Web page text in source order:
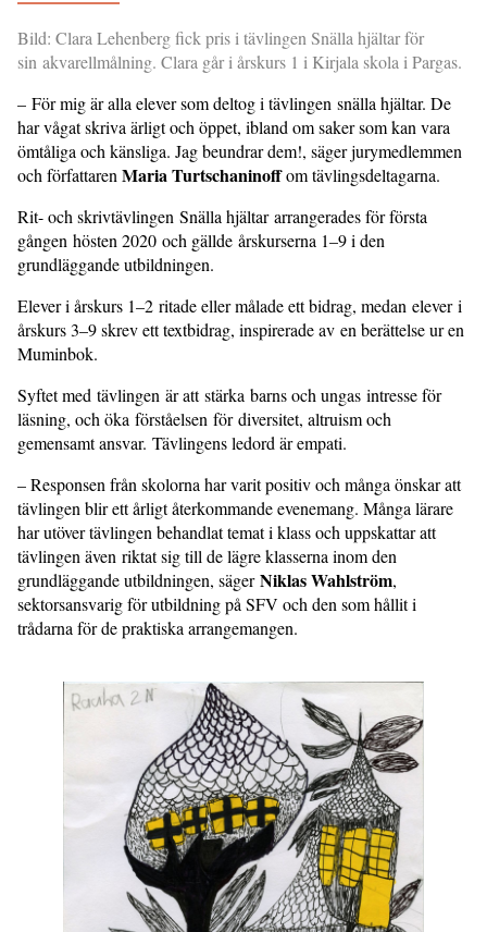
Bild: Clara Lehenberg fick pris i tävlingen Snälla hjältar för
sin akvarellmålning. Clara går i årskurs 1 i Kirjala skola i Pargas.
– För mig är alla elever som deltog i tävlingen snälla hjältar. De
har vågat skriva ärligt och öppet, ibland om saker som kan vara
ömtåliga och känsliga. Jag beundrar dem!, säger jurymedlemmen
och författaren Maria Turtschaninoffom tävlingsdeltagarna.
Rit- och skrivtävlingen Snälla hjältar arrangerades för första
gången hösten 2020 och gällde årskurserna 1–9 i den
grundläggande utbildningen.
Elever i årskurs 1–2 ritade eller målade ett bidrag, medan elever i
årskurs 3–9 skrev ett textbidrag, inspirerade av en berättelse ur en
Muminbok.
Syftet med tävlingen är att stärka barns och ungas intresse för
läsning, och öka förståelsen för diversitet, altruism och
gemensamt ansvar. Tävlingens ledord är empati.
– Responsen från skolorna har varit positiv och många önskar att
tävlingen blir ett årligt återkommande evenemang. Många lärare
har utöver tävlingen behandlat temat i klass och uppskattar att
tävlingen även riktat sig till de lägre klasserna inom den
grundläggande utbildningen, sägerNiklas Wahlström,
sektorsansvarig för utbildning på SFV och den som hållit i
trådarna för de praktiska arrangemangen.